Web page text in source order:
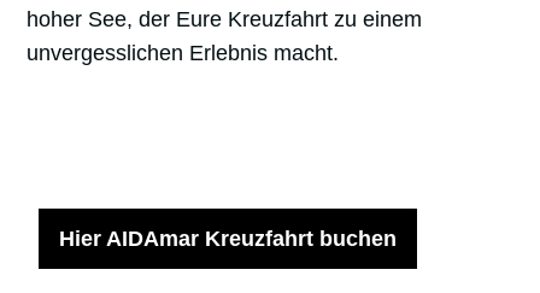
hoher See, der Eure Kreuzfahrt zu einem
unvergesslichen Erlebnis macht.
Hier AIDAmar Kreuzfahrt buchen